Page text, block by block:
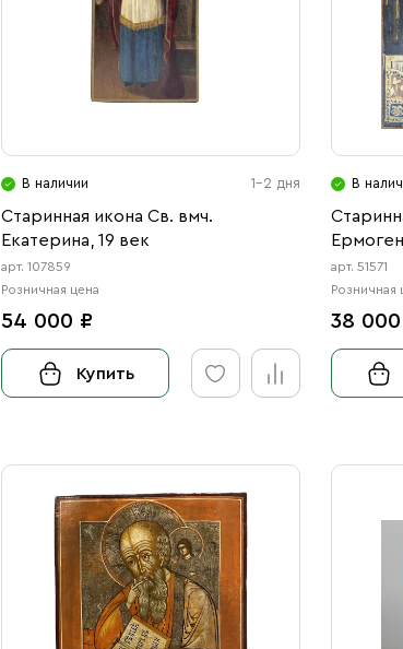
В наличии 1-2 дня
Старинная икона Св. вмч.
Екатерина, 19 век
арт. 107859
Розничная цена
54 000 ₽
Купить
В
арт. 51571
Розничная
38